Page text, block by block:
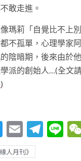
敢走進。
瑪莉「自覺比不上
不孤單，心理學家
陰暗期，後來由於
派的創始人…(全文
)
Twitter
Email
人月刊》